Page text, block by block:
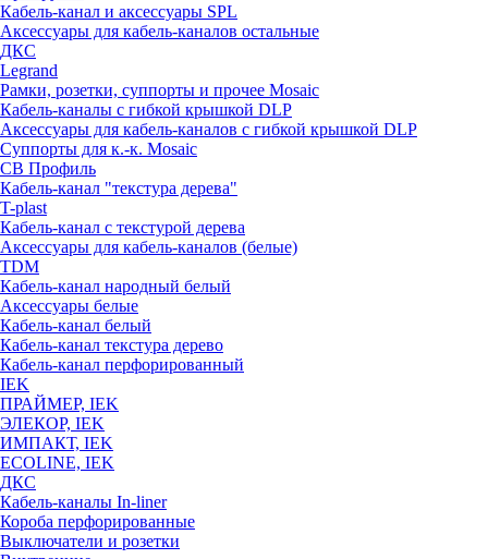
Кабель-канал и аксессуары SPL
Аксессуары для кабель-каналов остальные
ДКС
Legrand
Рамки, розетки, суппорты и прочее Mosaic
Кабель-каналы с гибкой крышкой DLP
Аксессуары для кабель-каналов с гибкой крышкой DLP
Суппорты для к.-к. Mosaic
СВ Профиль
Кабель-канал "текстура дерева"
T-plast
Кабель-канал с текстурой дерева
Аксессуары для кабель-каналов (белые)
TDM
Кабель-канал народный белый
Аксессуары белые
Кабель-канал белый
Кабель-канал текстура дерево
Кабель-канал перфорированный
IEK
ПРАЙМЕР, IEK
ЭЛЕКОР, IEK
ИМПАКТ, IEK
ECOLINE, IEK
ДКС
Кабель-каналы In-liner
Короба перфорированные
Выключатели и розетки